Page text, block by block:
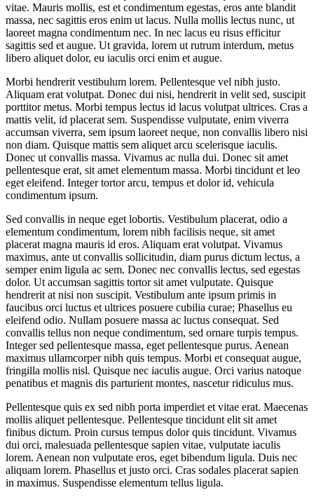
vitae. Mauris mollis, est et condimentum egestas, eros ante blandit
massa, nec sagittis eros enim ut lacus. Nulla mollis lectus nunc, ut
laoreet magna condimentum nec. In nec lacus eu risus efficitur
sagittis sed et augue. Ut gravida, lorem ut rutrum interdum, metus
libero aliquet dolor, eu iaculis orci enim et augue.
Morbi hendrerit vestibulum lorem. Pellentesque vel nibh justo.
Aliquam erat volutpat. Donec dui nisi, hendrerit in velit sed, suscipit
porttitor metus. Morbi tempus lectus id lacus volutpat ultrices. Cras a
mattis velit, id placerat sem. Suspendisse vulputate, enim viverra
accumsan viverra, sem ipsum laoreet neque, non convallis libero nisi
non diam. Quisque mattis sem aliquet arcu scelerisque iaculis.
Donec ut convallis massa. Vivamus ac nulla dui. Donec sit amet
pellentesque erat, sit amet elementum massa. Morbi tincidunt et leo
eget eleifend. Integer tortor arcu, tempus et dolor id, vehicula
condimentum ipsum.
Sed convallis in neque eget lobortis. Vestibulum placerat, odio a
elementum condimentum, lorem nibh facilisis neque, sit amet
placerat magna mauris id eros. Aliquam erat volutpat. Vivamus
maximus, ante ut convallis sollicitudin, diam purus dictum lectus, a
semper enim ligula ac sem. Donec nec convallis lectus, sed egestas
dolor. Ut accumsan sagittis tortor sit amet vulputate. Quisque
hendrerit at nisi non suscipit. Vestibulum ante ipsum primis in
faucibus orci luctus et ultrices posuere cubilia curae; Phasellus eu
eleifend odio. Nullam posuere massa ac luctus consequat. Sed
convallis tellus non neque condimentum, sed ornare turpis tempus.
Integer sed pellentesque massa, eget pellentesque purus. Aenean
maximus ullamcorper nibh quis tempus. Morbi et consequat augue,
fringilla mollis nisl. Quisque nec iaculis augue. Orci varius natoque
penatibus et magnis dis parturient montes, nascetur ridiculus mus.
Pellentesque quis ex sed nibh porta imperdiet et vitae erat. Maecenas
mollis aliquet pellentesque. Pellentesque tincidunt elit sit amet
finibus dictum. Proin cursus tempus dolor quis tincidunt. Vivamus
dui orci, malesuada pellentesque sapien vitae, vulputate iaculis
lorem. Aenean non vulputate eros, eget bibendum ligula. Duis nec
aliquam lorem. Phasellus et justo orci. Cras sodales placerat sapien
in maximus. Suspendisse elementum tellus ligula.